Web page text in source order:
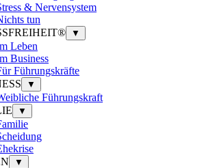
& Nervensystem
tun
▼
Leben
Business
Führungskräfte
▼
Führungskraft
▼
▼